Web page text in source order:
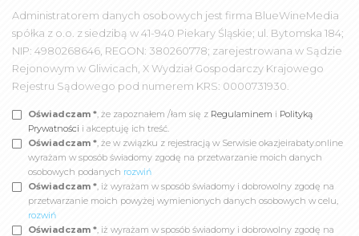
Administratorem danych osobowych jest firma BlueWineMedia
spółka z o.o. z siedzibą w 41-940 Piekary Śląskie; ul. Bytomska 184;
NIP: 4980268646, REGON: 380260778; zarejestrowana w Sądzie
Rejonowym w Gliwicach, X Wydział Gospodarczy Krajowego
Rejestru Sądowego pod numerem KRS: 0000731930.
Oświadczam *, że zapoznałem /łam się z Regulaminem i Polityką
Prywatności i akceptuję ich treść.
Oświadczam *, że w związku z rejestracją w Serwisie okazjeirabaty.online
wyrażam w sposób świadomy zgodę na przetwarzanie moich danych
osobowych podanych rozwiń
Oświadczam *, iż wyrażam w sposób świadomy i dobrowolny zgodę na
przetwarzanie moich powyżej wymienionych danych osobowych w celu,
rozwiń
Oświadczam *, iż wyrażam w sposób świadomy i dobrowolny zgodę na